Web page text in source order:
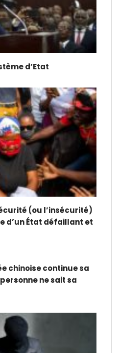
d’Etat
(ou l’insécurité)
d’un État défaillant et
chinoise continue sa
ne sait sa